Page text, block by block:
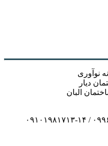
نوآوری
دیار
البان